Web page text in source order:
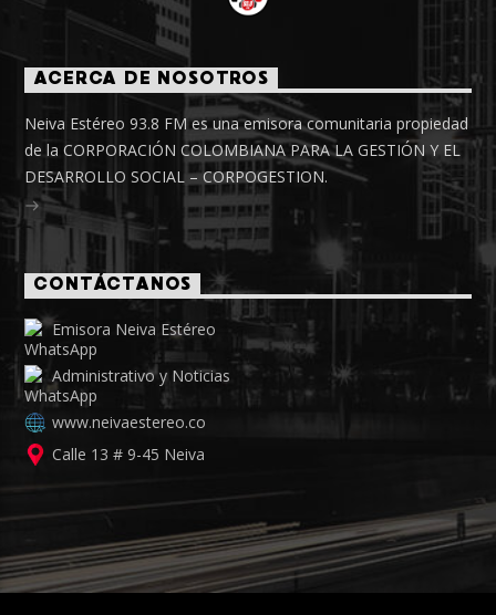
ACERCA DE NOSOTROS
Neiva Estéreo 93.8 FM es una emisora comunitaria propiedad
de la CORPORACIÓN COLOMBIANA PARA LA GESTIÓN Y EL
DESARROLLO SOCIAL – CORPOGESTION.
CONTÁCTANOS
Emisora Neiva Estéreo
Administrativo y Noticias
www.neivaestereo.co
Calle 13 # 9-45 Neiva